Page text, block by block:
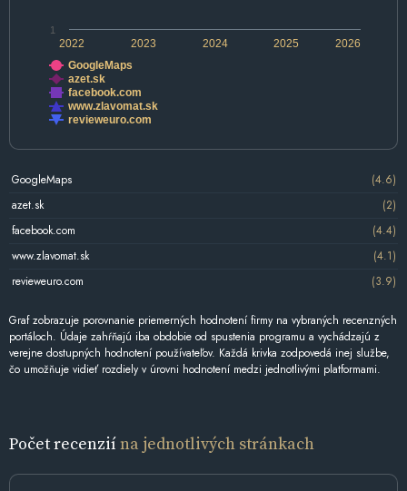
2022 2024 2026
2023 2025
1
GoogleMaps
azet.sk
facebook.com
www.zlavomat.sk
revieweuro.com
GoogleMaps
(4.6)
azet.sk
(2)
facebook.com
(4.4)
www.zlavomat.sk
(4.1)
revieweuro.com
(3.9)
Graf zobrazuje porovnanie priemerných hodnotení firmy na vybraných recenzných
portáloch. Údaje zahŕňajú iba obdobie od spustenia programu a vychádzajú z
verejne dostupných hodnotení používateľov. Každá krivka zodpovedá inej službe,
čo umožňuje vidieť rozdiely v úrovni hodnotení medzi jednotlivými platformami.
Počet recenziína jednotlivých stránkach